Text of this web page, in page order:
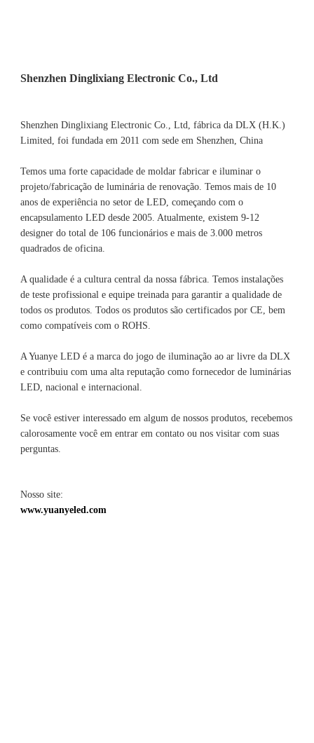
Shenzhen Dinglixiang Electronic Co., Ltd, fábrica da DLX (H.K.)
Limited, foi fundada em 2011 com sede em Shenzhen, China
Temos uma forte capacidade de moldar fabricar e iluminar o
projeto/fabricação de luminária de renovação. Temos mais de 10
anos de experiência no setor de LED, começando com o
encapsulamento LED desde 2005. Atualmente, existem 9-12
designer do total de 106 funcionários e mais de 3.000 metros
A qualidade é a cultura central da nossa fábrica. Temos instalações
de teste profissional e equipe treinada para garantir a qualidade de
todos os produtos. Todos os produtos são certificados por CE, bem
A Yuanye LED é a marca do jogo de iluminação ao ar livre da DLX
e contribuiu com uma alta reputação como fornecedor de luminárias
Se você estiver interessado em algum de nossos produtos, recebemos
calorosamente você em entrar em contato ou nos visitar com suas
Nosso site: